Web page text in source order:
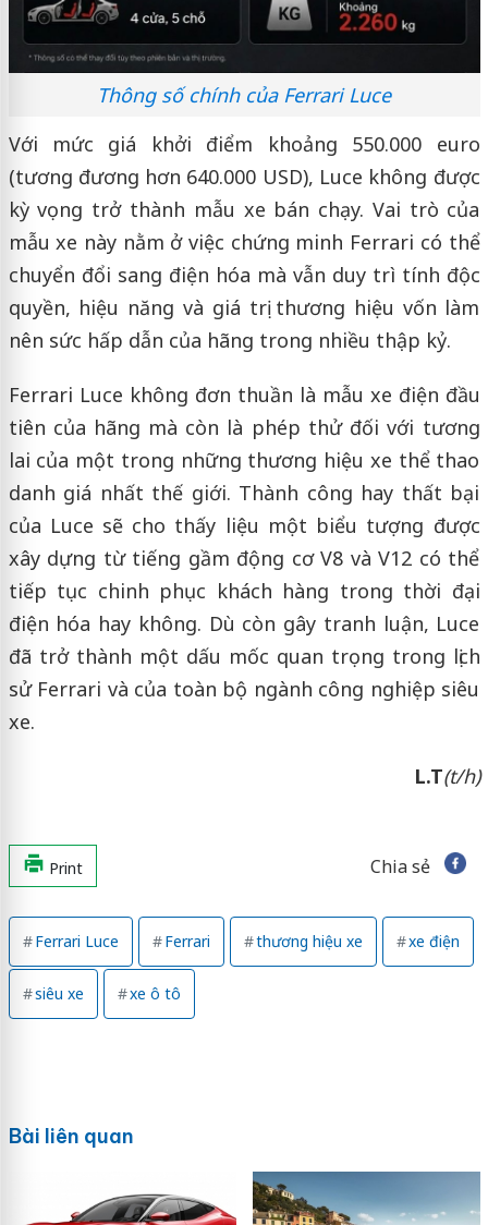
Thông số chính của Ferrari Luce
Với mức giá khởi điểm khoảng 550.000 euro
(tương đương hơn 640.000 USD), Luce không được
kỳ vọng trở thành mẫu xe bán chạy. Vai trò của
mẫu xe này nằm ở việc chứng minh Ferrari có thể
chuyển đổi sang điện hóa mà vẫn duy trì tính độc
quyền, hiệu năng và giá trị thương hiệu vốn làm
nên sức hấp dẫn của hãng trong nhiều thập kỷ.
Ferrari Luce không đơn thuần là mẫu xe điện đầu
tiên của hãng mà còn là phép thử đối với tương
lai của một trong những thương hiệu xe thể thao
danh giá nhất thế giới. Thành công hay thất bại
của Luce sẽ cho thấy liệu một biểu tượng được
xây dựng từ tiếng gầm động cơ V8 và V12 có thể
tiếp tục chinh phục khách hàng trong thời đại
điện hóa hay không. Dù còn gây tranh luận, Luce
đã trở thành một dấu mốc quan trọng trong lịch
sử Ferrari và của toàn bộ ngành công nghiệp siêu
xe.
L.T(t/h)
Print Chia sẻ
Ferrari Luce Ferrari thương hiệu xe xe điện
siêu xe xe ô tô
Bài liên quan